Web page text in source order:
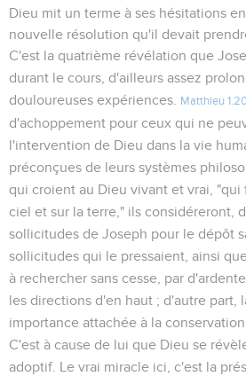
Dieu mit un terme à ses hésitations
nouvelle résolution qu'il devait
C'est la quatrième révélation que
durant le cours, d'ailleurs assez
douloureuses expériences.
Matthieu
d'achoppement pour ceux qui ne
l'intervention de Dieu dans la vie
préconçues de leurs systèmes
qui croient au Dieu vivant et vrai,
ciel et sur la terre," ils considéreront,
sollicitudes de Joseph pour le dépôt
sollicitudes qui le pressaient, ainsi
à rechercher sans cesse, par
les directions d'en haut ; d'autre part,
importance attachée à la
C'est à cause de lui que Dieu se
adoptif. Le vrai miracle ici, c'est la